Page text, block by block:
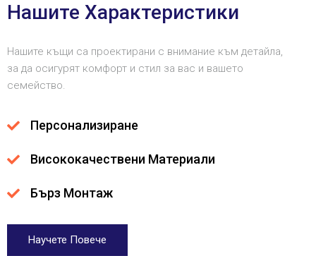
Нашите Характеристики
Нашите къщи са проектирани с внимание към детайла,
за да осигурят комфорт и стил за вас и вашето
семейство.
Персонализиране
Висококачествени Материали
Бърз Монтаж
Научете Повече